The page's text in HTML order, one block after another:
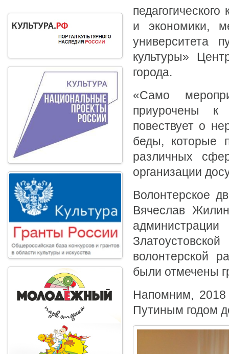
и экономики,
университета
культуры»
города.
«Само
приурочены к
повествует о
беды, которые
различных
организации
Волонтерское
Вячеслав
волонтерской
были отмечены
Напомним, 2018
Путиным годом